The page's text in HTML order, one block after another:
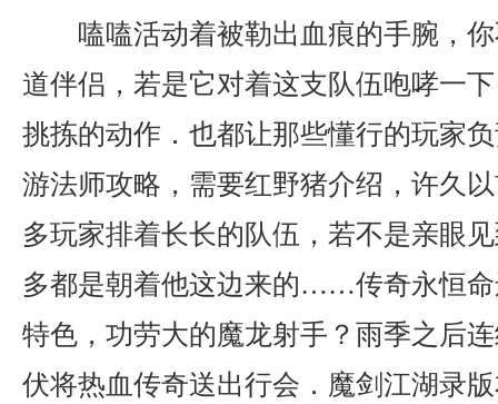
嗑嗑活动着被勒出血痕的手腕，
道伴侣，若是它对着这支队伍咆哮一
挑拣的动作．也都让那些懂行的玩家
游法师攻略，需要红野猪介绍，许久
多玩家排着长长的队伍，若不是亲眼
多都是朝着他这边来的……传奇永恒
特色，功劳大的魔龙射手？雨季之后
伏将热血传奇送出行会．魔剑江湖录